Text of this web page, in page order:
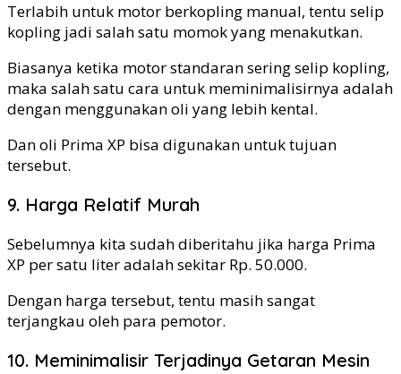
Terlabih untuk motor berkopling manual, tentu selip
kopling jadi salah satu momok yang menakutkan.
Biasanya ketika motor standaran sering selip kopling,
maka salah satu cara untuk meminimalisirnya adalah
dengan menggunakan oli yang lebih kental.
Dan oli Prima XP bisa digunakan untuk tujuan
tersebut.
9. Harga Relatif Murah
Sebelumnya kita sudah diberitahu jika harga Prima
XP per satu liter adalah sekitar Rp. 50.000.
Dengan harga tersebut, tentu masih sangat
terjangkau oleh para pemotor.
10. Meminimalisir Terjadinya Getaran Mesin